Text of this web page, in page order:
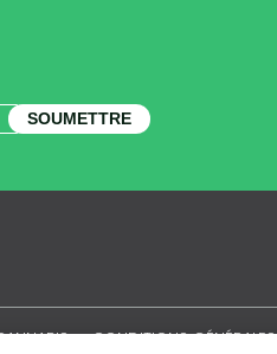
SOUMETTRE
CONDITIONS GÉNÉRALES